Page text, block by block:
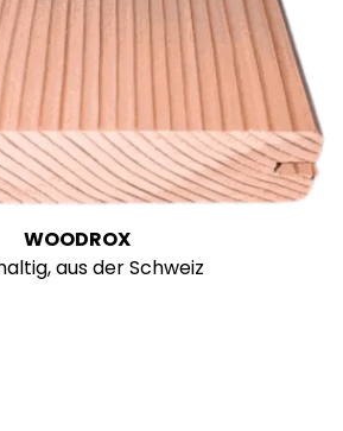
WOODROX
aus der Schweiz